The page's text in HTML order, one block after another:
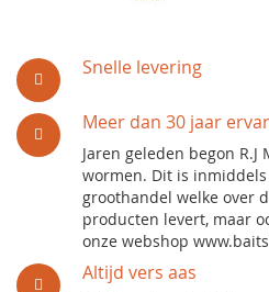
Snelle levering
Meer dan 30 jaar
Jaren geleden begon
wormen. Dit is
groothandel welke over
producten levert, maar
onze webshop
Altijd vers aas